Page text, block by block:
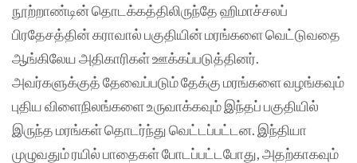
நூற்றாண்டின் தொடக்கத்திலிருந்தே ஹிமாச்சலப்
பிரதேசத்தின் கராவால் பகுதியின் மரங்களை வெட்டுவதை
ஆங்கிலேய அதிகாரிகள் ஊக்கப்படுத்தினர்.
அவர்களுக்குத் தேவைப்படும் தேக்கு மரங்களை வழங்கவும்
புதிய விளைநிலங்களை உருவாக்கவும் இந்தப் பகுதியில்
இருந்த மரங்கள் தொடர்ந்து வெட்டப்பட்டன. இந்தியா
முழுவதும் ரயில் பாதைகள் போடப்பட்டபோது, அதற்காகவும்